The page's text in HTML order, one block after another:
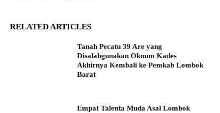
RELATED ARTICLES
Tanah Pecatu 39 Are yang
Disalahgunakan Oknum Kades
Akhirnya Kembali ke Pemkab Lombok
Barat
Empat Talenta Muda Asal Lombok